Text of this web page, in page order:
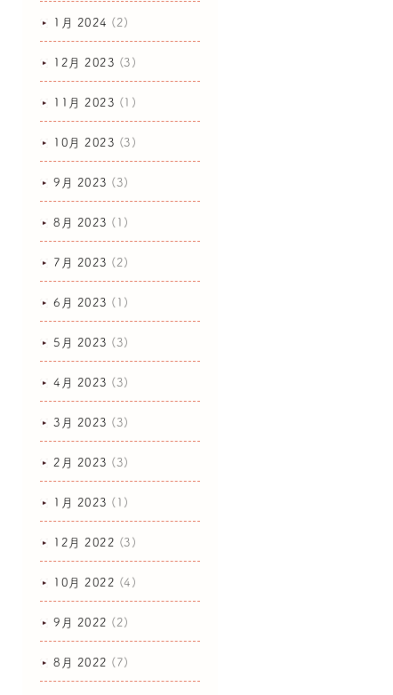
1月 2024 (2)
12月 2023 (3)
11月 2023 (1)
10月 2023 (3)
9月 2023 (3)
8月 2023 (1)
7月 2023 (2)
6月 2023 (1)
5月 2023 (3)
4月 2023 (3)
3月 2023 (3)
2月 2023 (3)
1月 2023 (1)
12月 2022 (3)
10月 2022 (4)
9月 2022 (2)
8月 2022 (7)